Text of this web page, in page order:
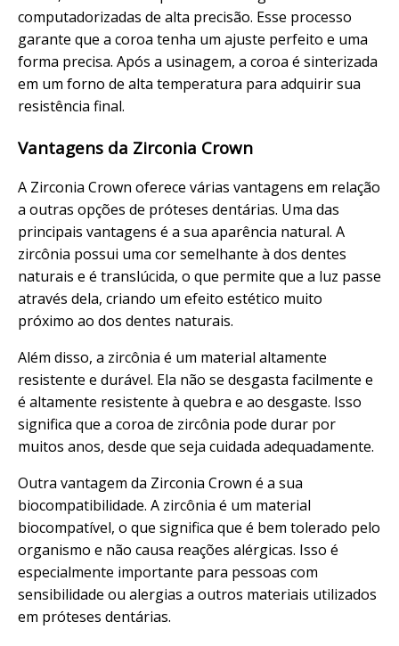
computadorizadas de alta precisão. Esse processo
garante que a coroa tenha um ajuste perfeito e uma
forma precisa. Após a usinagem, a coroa é sinterizada
em um forno de alta temperatura para adquirir sua
resistência final.
Vantagens da Zirconia Crown
A Zirconia Crown oferece várias vantagens em relação
a outras opções de próteses dentárias. Uma das
principais vantagens é a sua aparência natural. A
zircônia possui uma cor semelhante à dos dentes
naturais e é translúcida, o que permite que a luz passe
através dela, criando um efeito estético muito
próximo ao dos dentes naturais.
Além disso, a zircônia é um material altamente
resistente e durável. Ela não se desgasta facilmente e
é altamente resistente à quebra e ao desgaste. Isso
significa que a coroa de zircônia pode durar por
muitos anos, desde que seja cuidada adequadamente.
Outra vantagem da Zirconia Crown é a sua
biocompatibilidade. A zircônia é um material
biocompatível, o que significa que é bem tolerado pelo
organismo e não causa reações alérgicas. Isso é
especialmente importante para pessoas com
sensibilidade ou alergias a outros materiais utilizados
em próteses dentárias.